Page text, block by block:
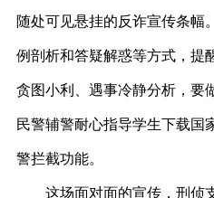
随处可见悬挂的反诈宣传条幅
例剖析和答疑解惑等方式，提
贪图小利、遇事冷静分析，要
民警辅警耐心指导学生下载国
警拦截功能。
这场面对面的宣传，刑侦